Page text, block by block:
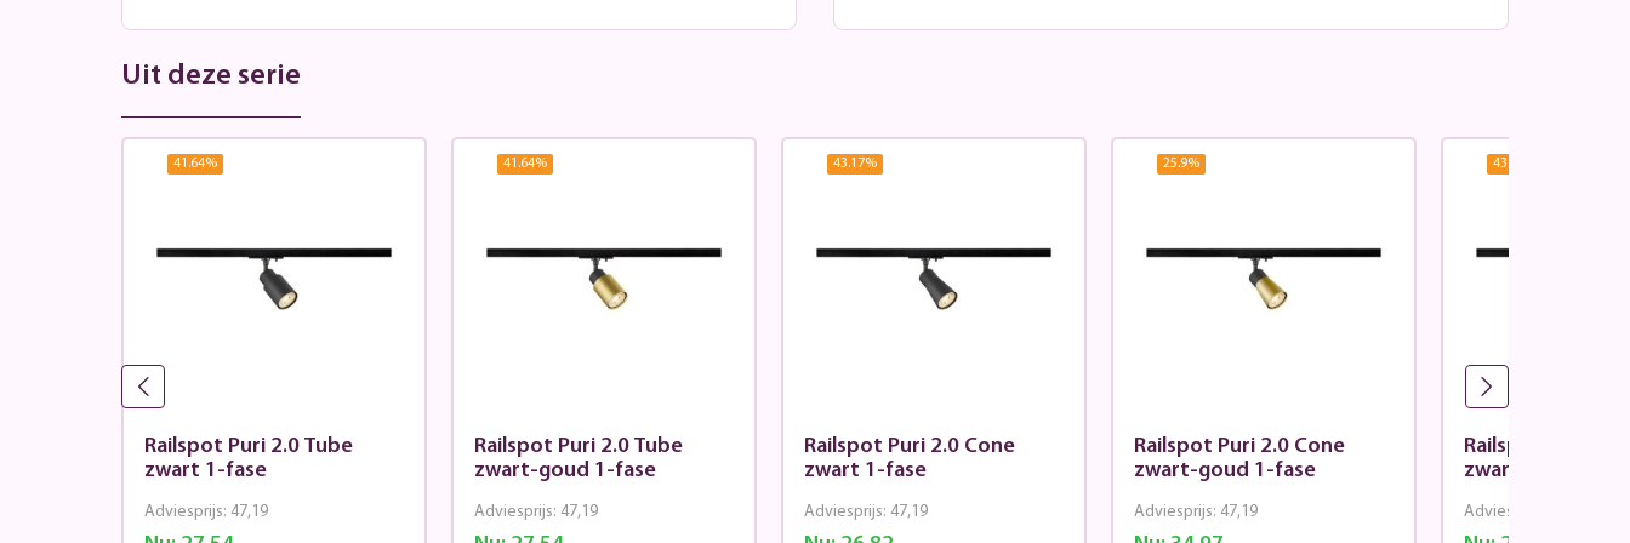
Uit deze serie
41.64%
Railspot Puri 2.0 Tube
zwart 1-fase
Adviesprijs: 47,19
41.64%
Railspot Puri 2.0 Tube
zwart-goud 1-fase
Adviesprijs: 47,19
43.17%
Railspot Puri 2.0 Cone
zwart 1-fase
Adviesprijs: 47,19
25.9%
Railspot Puri 2.0 Cone
zwart-goud 1-fase
Adviesprijs: 47,19
43.17
Railspot Puri 2.0
zwart 1-fase
Adviesprijs: